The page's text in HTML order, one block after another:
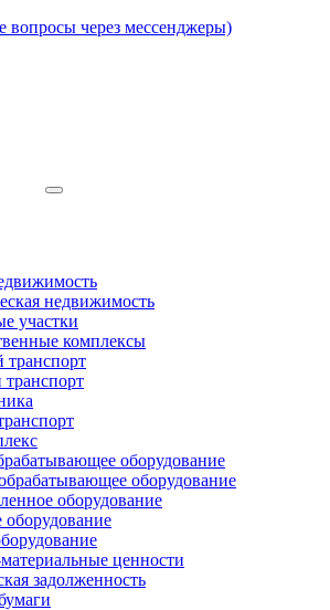
вопросы через мессенджеры)
недвижимость
участки
комплексы
транспорт
транспорт
оборудование
оборудование
оборудование
ценности
задолженность